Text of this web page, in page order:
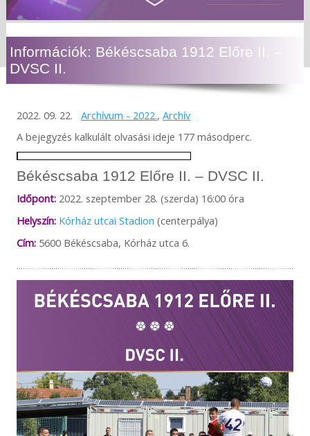
Információk: Békéscsaba 1912 Előre II. –
DVSC II.
2022. 09. 22. Archívum - 2022., Archív
A bejegyzés kalkulált olvasási ideje 177 másodperc.
Békéscsaba 1912 Előre II. – DVSC II.
Időpont:2022. szeptember 28. (szerda) 16:00 óra
Helyszín: Kórház utcai Stadion (centerpálya)
Cím:5600 Békéscsaba, Kórház utca 6.